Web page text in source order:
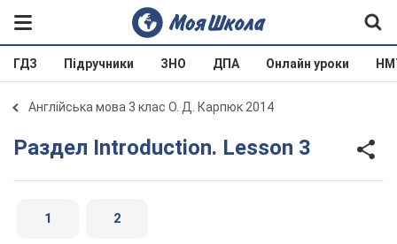
ГДЗ Підручники ЗНО ДПА Онлайн уроки
Англійська мова 3 клас О. Д. Карпюк 2014
Раздел Introduction. Lesson 3
1 2